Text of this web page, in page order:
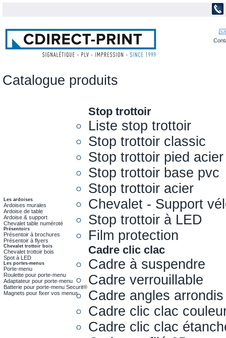
Catalogue produits
Les ardoises
Ardoises murales
Ardoise de table
Ardoise & support
Chevalet table numéroté
Présentoirs
Présentoir à brochures
Présentoir à flyers
Chevalet trottoir bois
Chevalet trottoir bois
Spot à LED
Les portes-menus
Porte-menu
Roulette pour porte-menu
Adaptateur pour porte-menu
Batterie pour porte-menu Securit®
Magnets pour fixer vos menus
Stop trottoir
Liste stop trottoir
Stop trottoir classic
Stop trottoir pied acier
Stop trottoir base pvc
Stop trottoir acier
Chevalet - Support
Stop trottoir à LED
Film protection
Cadre clic clac
Cadre à suspendre
Cadre verrouillable
Cadre angles arrondis
Cadre clic clac
Cadre clic clac